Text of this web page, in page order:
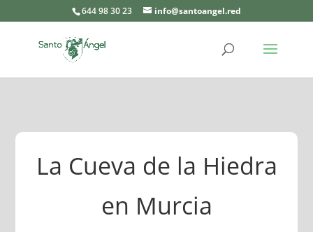
644 98 30 23 info@santoangel.red
La Cueva de la Hiedra
en Murcia